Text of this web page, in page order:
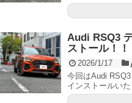
Audi RSQ3
ストール！！
2026/1/17
今回はAudi
インストールい